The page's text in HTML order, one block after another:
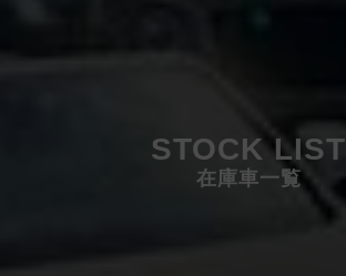
STOCK LIST
在庫車一覧